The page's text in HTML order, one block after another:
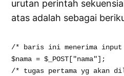
urutan perintah
atas adalah sebagai
/* baris ini menerima input
$nama = $_POST["nama"];
/* tugas pertama yg akan